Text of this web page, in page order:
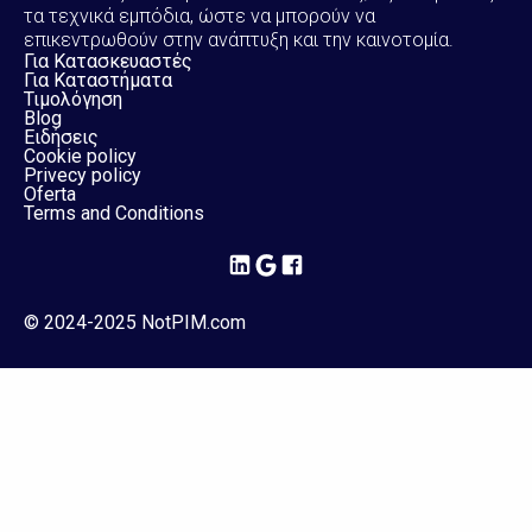
τα τεχνικά εμπόδια, ώστε να μπορούν να
επικεντρωθούν στην ανάπτυξη και την καινοτομία.
Για Κατασκευαστές
Για Καταστήματα
Τιμολόγηση
Blog
Ειδήσεις
Cookie policy
Privecy policy
Oferta
Terms and Conditions
© 2024-2025 NotPIM.com